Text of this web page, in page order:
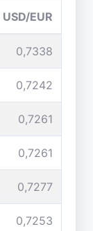
USD/EUR
0,7338
0,7242
0,7261
0,7261
0,7277
0,7253